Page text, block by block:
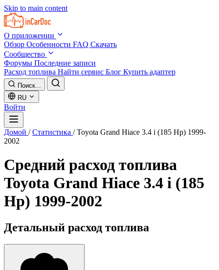
Skip to main content
О приложении
Обзор Особенности FAQ Скачать
Сообщество
Форумы Последние записи
Расход топлива Найти сервис Блог Купить адаптер
Поиск...
RU
Войти
Домой / Статистика / Toyota Grand Hiace 3.4 i (185 Hp) 1999-
2002
Средний расход топлива
Toyota Grand Hiace 3.4 i (185
Hp) 1999-2002
Детальный расход топлива